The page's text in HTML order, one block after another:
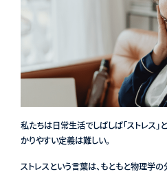
私たちは日常生活でしばしば「ストレス」
かりやすい定義は難しい。
ストレスという言葉は、もともと物理学